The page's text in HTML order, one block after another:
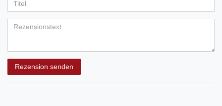
Bewertungssternen
Bewertungssternen
Bewertungssternen
Bewertungssternen
Bewertungssternen
Anzeigename
(optional)
Rezension senden